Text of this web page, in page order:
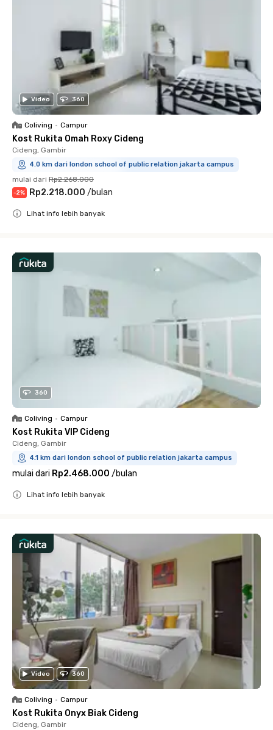
Video 360
Coliving • Campur
Kost Rukita Omah Roxy Cideng
Cideng, Gambir
4.0 km dari london school of public relation jakarta campus
mulai dari Rp2.268.000
-2% Rp2.218.000 /bulan
Lihat info lebih banyak
360
Coliving • Campur
Kost Rukita VIP Cideng
Cideng, Gambir
4.1 km dari london school of public relation jakarta campus
mulai dari Rp2.468.000 /bulan
Lihat info lebih banyak
Video 360
Coliving • Campur
Kost Rukita Onyx Biak Cideng
Cideng, Gambir